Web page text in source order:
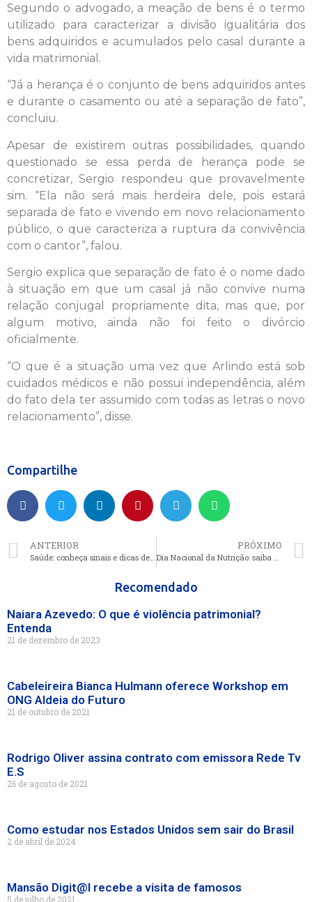
Segundo o advogado, a meação de bens é o termo
utilizado para caracterizar a divisão igualitária dos
bens adquiridos e acumulados pelo casal durante a
vida matrimonial.
“Já a herança é o conjunto de bens adquiridos antes
e durante o casamento ou até a separação de fato”,
concluiu.
Apesar de existirem outras possibilidades, quando
questionado se essa perda de herança pode se
concretizar, Sergio respondeu que provavelmente
sim. “Ela não será mais herdeira dele, pois estará
separada de fato e vivendo em novo relacionamento
público, o que caracteriza a ruptura da convivência
com o cantor”, falou.
Sergio explica que separação de fato é o nome dado
à situação em que um casal já não convive numa
relação conjugal propriamente dita, mas que, por
algum motivo, ainda não foi feito o divórcio
oficialmente.
“O que é a situação uma vez que Arlindo está sob
cuidados médicos e não possui independência, além
do fato dela ter assumido com todas as letras o novo
relacionamento”, disse.
Compartilhe
ANTERIOR PRÓXIMO
Recomendado
Naiara Azevedo: O que é violência patrimonial?
Entenda
21 de dezembro de 2023
Cabeleireira Bianca Hulmann oferece Workshop em
ONG Aldeia do Futuro
21 de outubro de 2021
Rodrigo Oliver assina contrato com emissora Rede Tv
E.S
26 de agosto de 2021
Como estudar nos Estados Unidos sem sair do Brasil
2 de abril de 2024
Mansão Digit@l recebe a visita de famosos
5 de julho de 2021